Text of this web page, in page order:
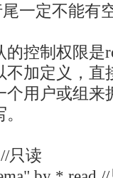
一定不能有
控制权限是
加定义，直
用户或组来
只读